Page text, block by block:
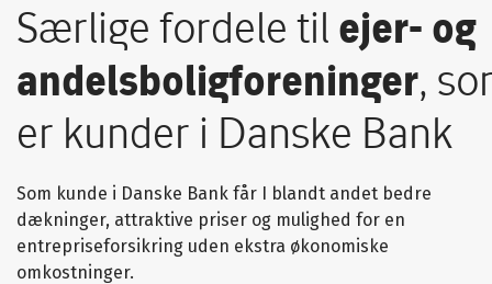
Særlige fordele til ejer- og
andelsboligforeninger,
er kunder i Danske Bank​
Som kunde i Danske Bank får I blandt andet bedre
dækninger, attraktive priser og mulighed for en
entrepriseforsikring uden ekstra økonomiske
omkostninger.